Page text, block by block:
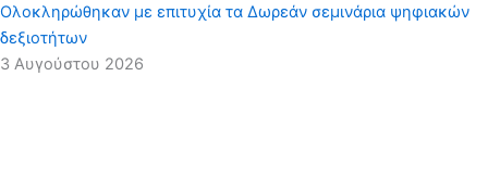
Ολοκληρώθηκαν με επιτυχία τα Δωρεάν σεμινάρια ψηφιακών
δεξιοτήτων
3 Αυγούστου 2026